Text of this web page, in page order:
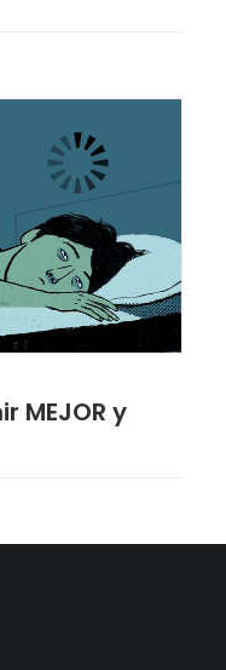
MEJOR y